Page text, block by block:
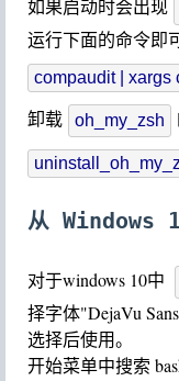
如果 遇到证书类似
解决权限问题
如果启动时会出现
运行下面的命令即
从 Windows